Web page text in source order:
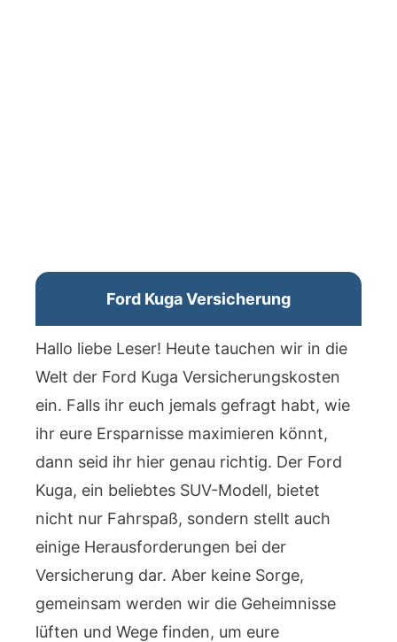
Ford Kuga Versicherung
Hallo liebe Leser! Heute tauchen wir in die
Welt der Ford Kuga Versicherungskosten
ein. Falls ihr euch jemals gefragt habt, wie
ihr eure Ersparnisse maximieren könnt,
dann seid ihr hier genau richtig. Der Ford
Kuga, ein beliebtes SUV-Modell, bietet
nicht nur Fahrspaß, sondern stellt auch
einige Herausforderungen bei der
Versicherung dar. Aber keine Sorge,
gemeinsam werden wir die Geheimnisse
lüften und Wege finden, um eure